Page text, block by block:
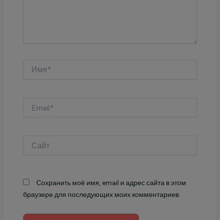
Сохранить моё имя, email и адрес сайта в этом
браузере для последующих моих комментариев.